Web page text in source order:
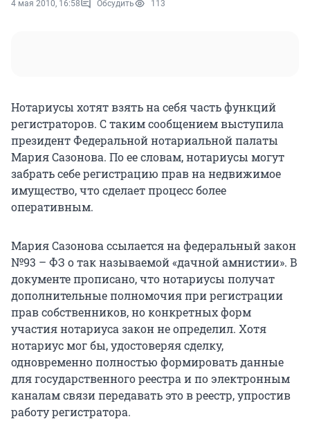
4 мая 2010, 16:58 Обсудить 113
Нотариусы хотят взять на себя часть функций
регистраторов. С таким сообщением выступила
президент Федеральной нотариальной палаты
Мария Сазонова. По ее словам, нотариусы могут
забрать себе регистрацию прав на недвижимое
имущество, что сделает процесс более
оперативным.
Мария Сазонова ссылается на федеральный закон
№93 – ФЗ о так называемой «дачной амнистии». В
документе прописано, что нотариусы получат
дополнительные полномочия при регистрации
прав собственников, но конкретных форм
участия нотариуса закон не определил. Хотя
нотариус мог бы, удостоверяя сделку,
одновременно полностью формировать данные
для государственного реестра и по электронным
каналам связи передавать это в реестр, упростив
работу регистратора.